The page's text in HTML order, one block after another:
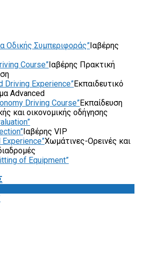
Οδικής Συμπεριφοράς”Ιαβέρης
Course”Ιαβέρης Πρακτική
Driving Experience”Εκπαιδευτικό
Advanced
Driving Course”Εκπαίδευση
και οικονομικής οδήγησης
Ιαβέρης VIP
Experience”Χωμάτινες-Ορεινές και
of Equipment”